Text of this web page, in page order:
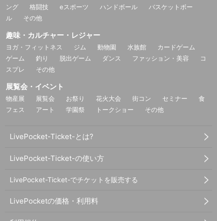
ング
格闘技 eスポーツ ハンドボール
バスケットボー
ル
その他
趣味・カルチャー・レジャー
ヨガ・フィットネス ジム 動物園 水族館
カードゲーム
ゲーム
釣り 脱出ゲーム ダンス ファッション・美容
コ
スプレ
その他
展覧会・イベント
物産展 展覧会 お祭り 花火大会 街コン セミナー
食
フェス
アート 学園祭 トークショー その他
LivePocket-Ticket-とは?
LivePocket-Ticket-の使い方
LivePocket-Ticket-でチケットを販売する
LivePocketの価格・利用料